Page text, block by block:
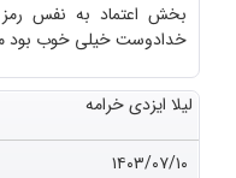
بخش اعتماد به نفس
خدادوست خیلی خوب بود
لیلا ایزدی خرامه
۱۴۰۳/۰۷/۱۰